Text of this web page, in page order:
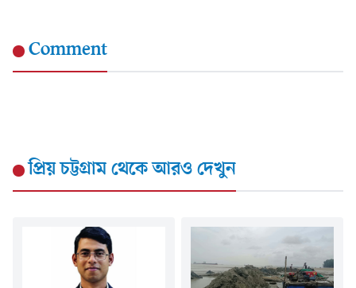
Comment
প্রিয় চট্টগ্রামথেকে আরও দেখুন